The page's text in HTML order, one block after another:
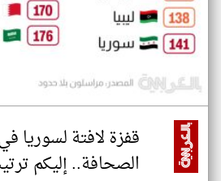
قفزة لافتة لسوريا
الصحافة.. إليكم